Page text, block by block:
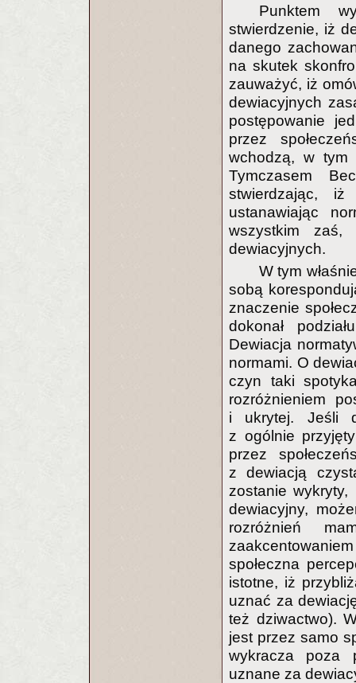
Punktem
stwierdzenie, iż
danego
na skutek
zauważyć, iż
dewiacyjnych
postępowanie
przez
wchodzą, w tym
Tymczasem
stwierdzając, iż
ustanawiając
wszystkim zaś,
dewiacyjnych.
W tym
sobą
znaczenie
dokonał
Dewiacja
normami. O
czyn taki
rozróżnieniem
i ukrytej. Jeśli
z ogólnie
przez
z dewiacją
zostanie
dewiacyjny,
rozróżnień
społeczna
istotne, iż
uznać za
też dziwactwo).
jest przez samo
wykracza poza
uznane za